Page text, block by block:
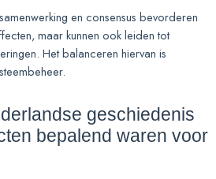
en consensus bevorderen
maar kunnen ook leiden tot
Het balanceren hiervan is
geschiedenis
bepalend waren voor